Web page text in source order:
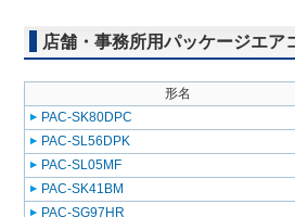
店舗・事務所用パッケージエア
形名
PAC-SK80DPC
PAC-SL56DPK
PAC-SL05MF
PAC-SK41BM
PAC-SG97HR